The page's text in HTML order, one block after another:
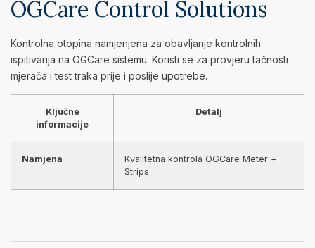
OGCare Control Solutions
Kontrolna otopina namjenjena za obavljanje kontrolnih
ispitivanja na OGCare sistemu. Koristi se za provjeru tačnosti
mjerača i test traka prije i poslije upotrebe.
Ključne
informacije
Detalj
Namjena
Kvalitetna kontrola OGCare Meter +
Strips